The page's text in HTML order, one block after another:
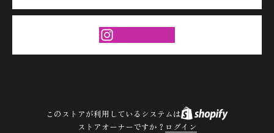
このストアが利用しているシステムは
ストアオーナーですか？ ログイン